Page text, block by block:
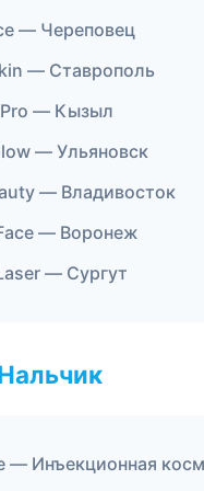
— Череповец
— Ставрополь
Pro — Кызыл
— Ульяновск
— Владивосток
— Воронеж
— Сургут
— Инъекционная